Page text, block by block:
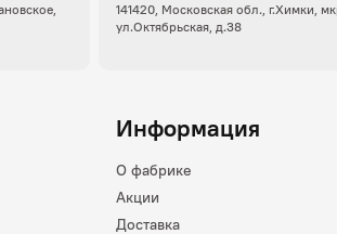
141420, Московская обл., г.Химки,
ул.Октябрьская, д.38
Информация
О фабрике
Акции
Доставка